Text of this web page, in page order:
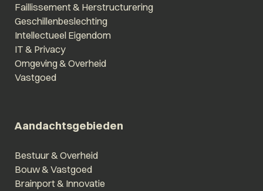
Faillissement & Herstructurering
Geschillenbeslechting
Intellectueel Eigendom
IT & Privacy
Omgeving & Overheid
Vastgoed
Aandachtsgebieden
Bestuur & Overheid
Bouw & Vastgoed
Brainport & Innovatie